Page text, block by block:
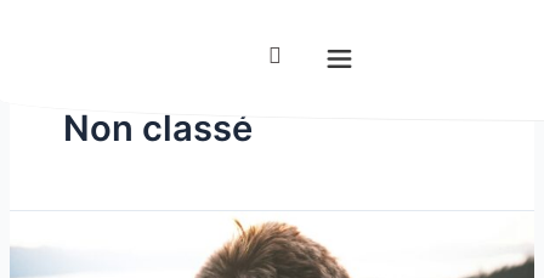
Non classé